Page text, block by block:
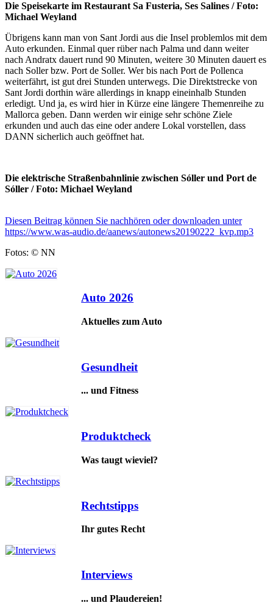
Die Speisekarte im Restaurant Sa Fusteria, Ses Salines / Foto:
Michael Weyland
Übrigens kann man von Sant Jordi aus die Insel problemlos mit dem
Auto erkunden. Einmal quer rüber nach Palma und dann weiter
nach Andratx dauert rund 90 Minuten, weitere 30 Minuten dauert es
nach Soller bzw. Port de Soller. Wer bis nach Port de Pollenca
weiterfährt, ist gut drei Stunden unterwegs. Die Direktstrecke von
Sant Jordi dorthin wäre allerdings in knapp eineinhalb Stunden
erledigt. Und ja, es wird hier in Kürze eine längere Themenreihe zu
Mallorca geben. Dann werden wir einige sehr schöne Ziele
erkunden und auch das eine oder andere Lokal vorstellen, dass
DANN sicherlich auch geöffnet hat.
Die elektrische Straßenbahnlinie zwischen Sóller und Port de
Sóller / Foto: Michael Weyland
Diesen Beitrag können Sie nachhören oder downloaden unter
https://www.was-audio.de/aanews/autonews20190222_kvp.mp3
Fotos: © NN
Auto 2026
Aktuelles zum Auto
Gesundheit
... und Fitness
Produktcheck
Was taugt wieviel?
Rechtstipps
Ihr gutes Recht
Interviews
... und Plaudereien!